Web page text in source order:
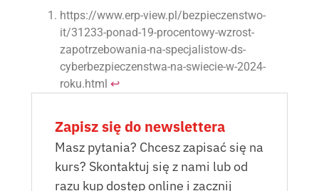
https://www.erp-view.pl/bezpieczenstwo-
it/31233-ponad-19-procentowy-wzrost-
zapotrzebowania-na-specjalistow-ds-
cyberbezpieczenstwa-na-swiecie-w-2024-
roku.html ↩︎
Zapisz się do newslettera
Masz pytania? Chcesz zapisać się na
kurs? Skontaktuj się z nami lub od
razu kup dostęp online i zacznij